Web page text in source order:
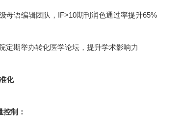
母语编辑团队，IF>10期刊润色通过率提升65%
定期举办转化医学论坛，提升学术影响力
化
制：